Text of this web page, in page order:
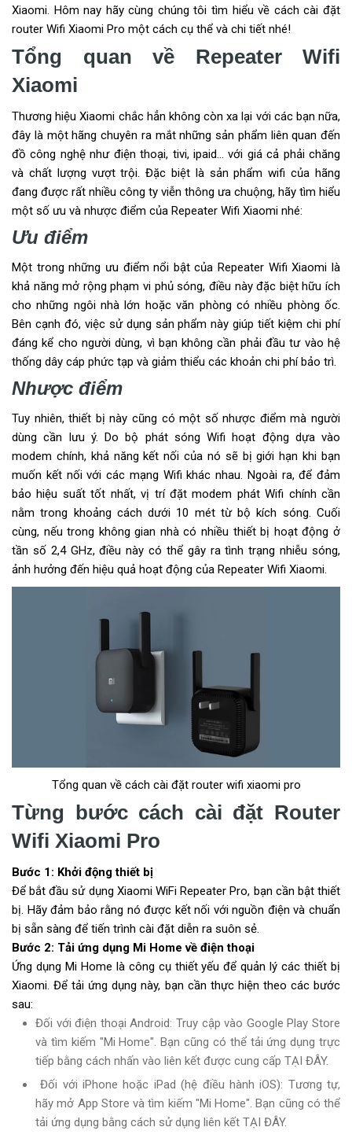
Xiaomi. Hôm nay hãy cùng chúng tôi tìm hiểu về cách cài đặt
router Wifi Xiaomi Pro một cách cụ thể và chi tiết nhé!
Tổng quan về Repeater Wifi
Xiaomi
Thương hiệu Xiaomi chắc hẳn không còn xa lại với các bạn nữa,
đây là một hãng chuyên ra mắt những sản phẩm liên quan đến
đồ công nghệ như điện thoại, tivi, ipaid… với giá cả phải chăng
và chất lượng vượt trội. Đặc biệt là sản phẩm wifi của hãng
đang được rất nhiều công ty viễn thông ưa chuộng, hãy tìm hiểu
một số ưu và nhược điểm của Repeater Wifi Xiaomi nhé:
Ưu điểm
Một trong những ưu điểm nổi bật của Repeater Wifi Xiaomi là
khả năng mở rộng phạm vi phủ sóng, điều này đặc biệt hữu ích
cho những ngôi nhà lớn hoặc văn phòng có nhiều phòng ốc.
Bên cạnh đó, việc sử dụng sản phẩm này giúp tiết kiệm chi phí
đáng kể cho người dùng, vì bạn không cần phải đầu tư vào hệ
thống dây cáp phức tạp và giảm thiểu các khoản chi phí bảo trì.
Nhược điểm
Tuy nhiên, thiết bị này cũng có một số nhược điểm mà người
dùng cần lưu ý. Do bộ phát sóng Wifi hoạt động dựa vào
modem chính, khả năng kết nối của nó sẽ bị giới hạn khi bạn
muốn kết nối với các mạng Wifi khác nhau. Ngoài ra, để đảm
bảo hiệu suất tốt nhất, vị trí đặt modem phát Wifi chính cần
nằm trong khoảng cách dưới 10 mét từ bộ kích sóng. Cuối
cùng, nếu trong không gian nhà có nhiều thiết bị hoạt động ở
tần số 2,4 GHz, điều này có thể gây ra tình trạng nhiễu sóng,
ảnh hưởng đến hiệu quả hoạt động của Repeater Wifi Xiaomi.
Tổng quan về cách cài đặt router wifi xiaomi pro
Từng bước cách cài đặt Router
Wifi Xiaomi Pro
Bước 1: Khởi động thiết bị
Để bắt đầu sử dụng Xiaomi WiFi Repeater Pro, bạn cần bật thiết
bị. Hãy đảm bảo rằng nó được kết nối với nguồn điện và chuẩn
bị sẵn sàng để tiến trình cài đặt diễn ra suôn sẻ.
Bước 2: Tải ứng dụng Mi Home về điện thoại
Ứng dụng Mi Home là công cụ thiết yếu để quản lý các thiết bị
Xiaomi. Để tải ứng dụng này, bạn cần thực hiện theo các bước
sau:
Đối với điện thoại Android: Truy cập vào Google Play Store
và tìm kiếm "Mi Home". Bạn cũng có thể tải ứng dụng trực
tiếp bằng cách nhấn vào liên kết được cung cấp TẠI ĐÂY.
Đối với iPhone hoặc iPad (hệ điều hành iOS): Tương tự,
hãy mở App Store và tìm kiếm "Mi Home". Bạn cũng có thể
tải ứng dụng bằng cách sử dụng liên kết TẠI ĐÂY.